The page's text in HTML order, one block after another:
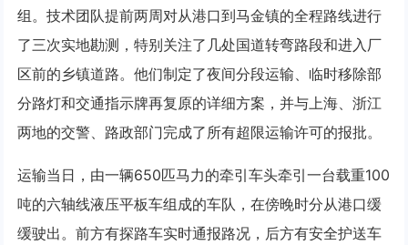
组。技术团队提前两周对从港口到马金镇的全程路线进行
了三次实地勘测，特别关注了几处国道转弯路段和进入厂
区前的乡镇道路。他们制定了夜间分段运输、临时移除部
分路灯和交通指示牌再复原的详细方案，并与上海、浙江
两地的交警、路政部门完成了所有超限运输许可的报批。
运输当日，由一辆650匹马力的牵引车头牵引一台载重100
吨的六轴线液压平板车组成的车队，在傍晚时分从港口缓
缓驶出。前方有探路车实时通报路况，后方有安全护送车